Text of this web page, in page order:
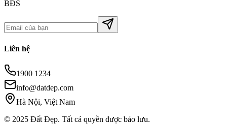
BĐS
Liên hệ
1900 1234
info@datdep.com
Hà Nội, Việt Nam
© 2025 Đất Đẹp. Tất cả quyền được bảo lưu.